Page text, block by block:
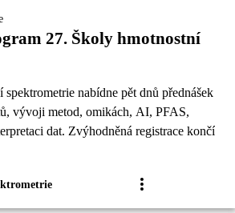
27. Školy hmotnostní
spektrometrie nabídne pět dnů přednášek
vývoji metod, omikách, AI, PFAS,
dat. Zvýhodněná registrace končí